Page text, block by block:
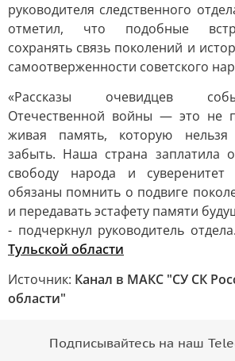
руководителя следственного
отметил, что подобные
сохранять связь поколений и
самоотверженности советского
«Рассказы очевидцев
Отечественной войны — это не
живая память, которую нельзя
забыть. Наша страна заплатила
свободу народа и суверенитет
обязаны помнить о подвиге
и передавать эстафету памяти
- подчеркнул руководитель отдела.
Тульской области
Источник: Канал в МАКС "СУ СК
области"
Подписывайтесь на наш